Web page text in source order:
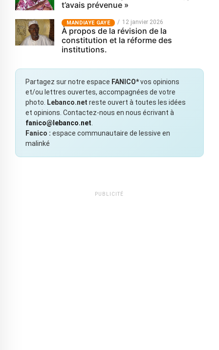
t’avais prévenue »
MANDIAYE GAYE 12 janvier 2026
À propos de la révision de la
constitution et la réforme des
institutions.
Partagez sur notre espace FANICO*vos opinions
et/ou lettres ouvertes, accompagnées de votre
photo.
Lebanco.net reste ouvert à toutes les idées
et opinions. Contactez-nous en nous écrivant à
fanico@lebanco.net
Fanico : espace communautaire de lessive en
malinké
PUBLICITÉ